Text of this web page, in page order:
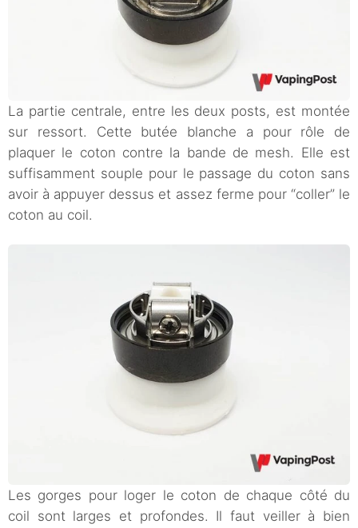
La partie centrale, entre les deux posts, est montée
sur ressort. Cette butée blanche a pour rôle de
plaquer le coton contre la bande de mesh. Elle est
suffisamment souple pour le passage du coton sans
avoir à appuyer dessus et assez ferme pour “coller” le
coton au coil.
Les gorges pour loger le coton de chaque côté du
coil sont larges et profondes. Il faut veiller à bien